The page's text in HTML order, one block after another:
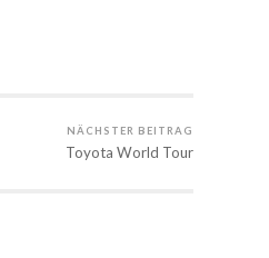
NÄCHSTER BEITRAG
Toyota World Tour